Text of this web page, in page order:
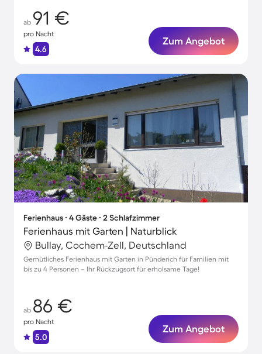
ab 91 €
pro Nacht
4.6
Zum Angebot
Ferienhaus ∙ 4 Gäste ∙ 2 Schlafzimmer
Ferienhaus mit Garten | Naturblick
Bullay, Cochem-Zell, Deutschland
Gemütliches Ferienhaus mit Garten in Pünderich für Familien mit
bis zu 4 Personen – Ihr Rückzugsort für erholsame Tage!
ab 86 €
pro Nacht
5.0
Zum Angebot